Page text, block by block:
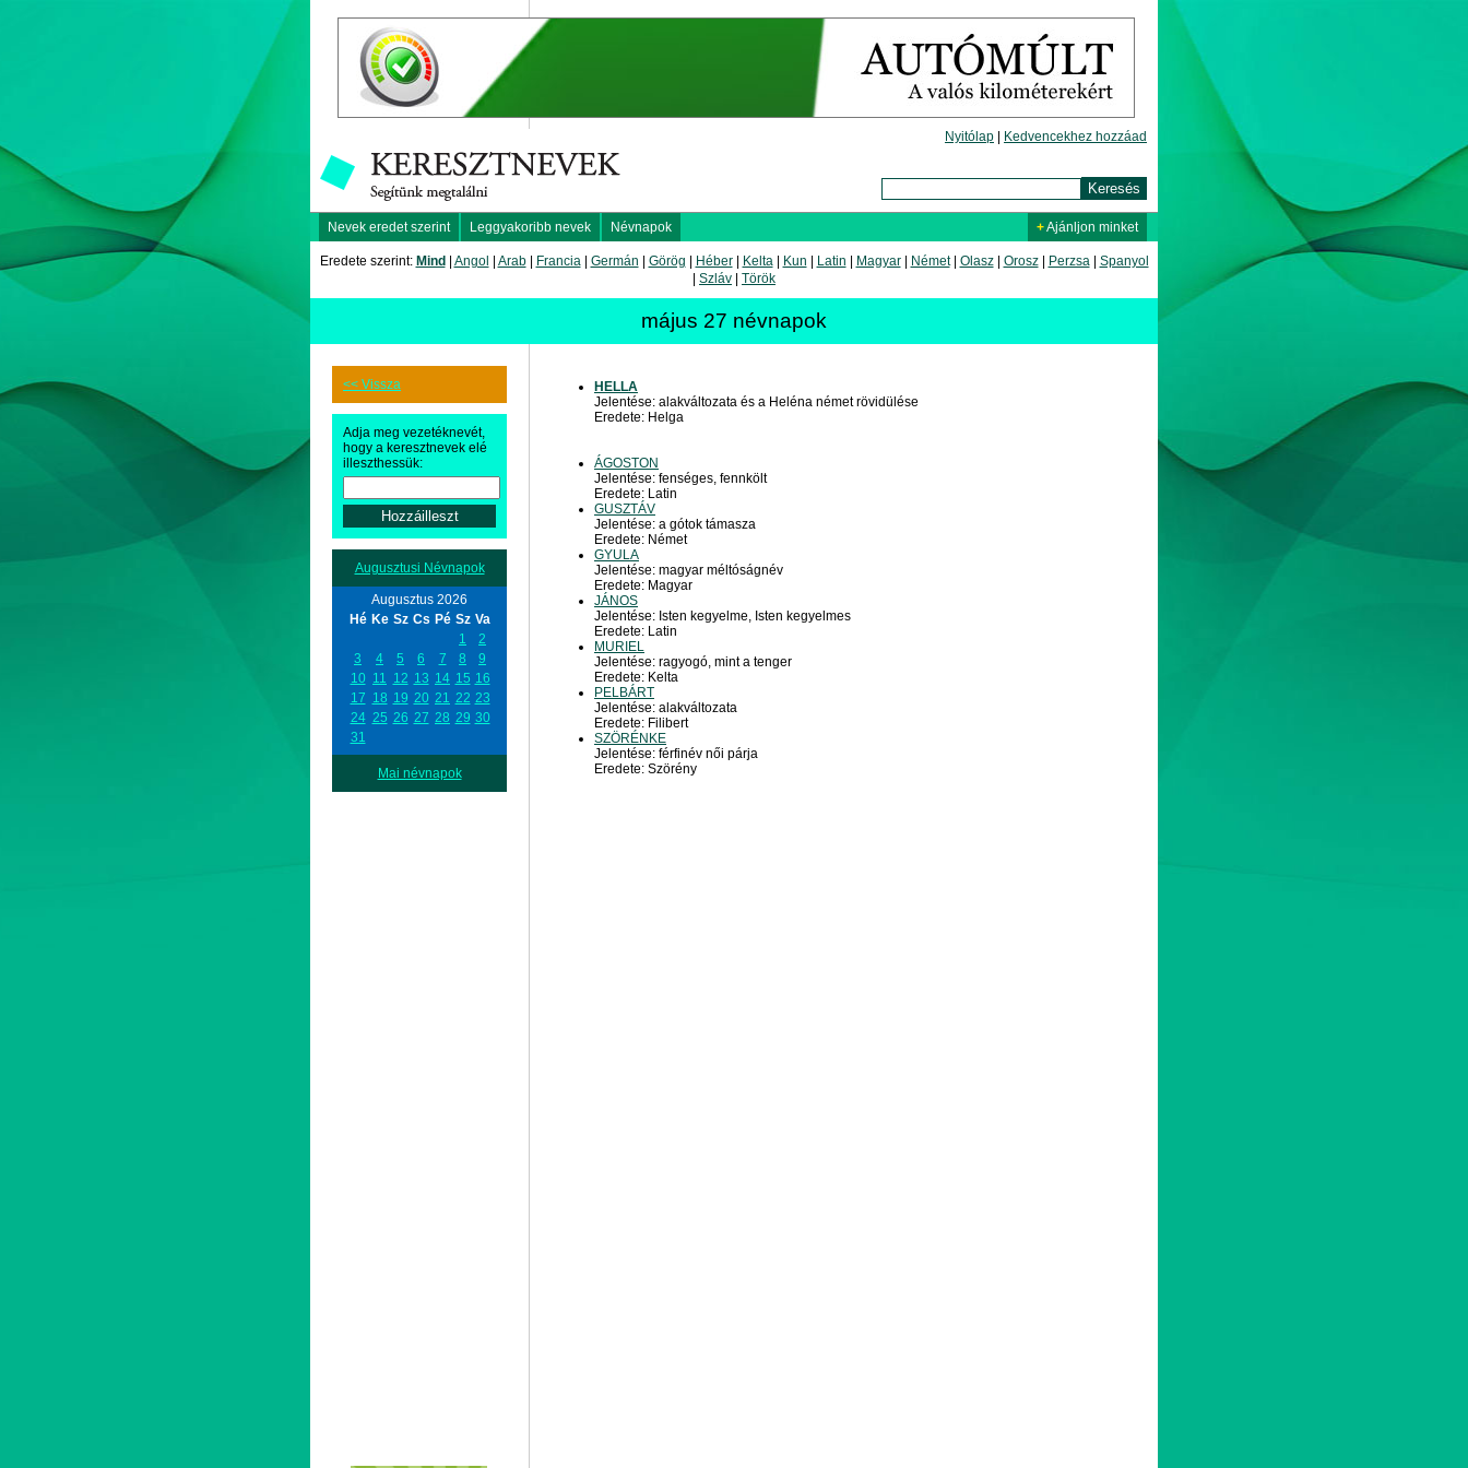
Nyitólap Kedvencekhez hozzáad
Nevek eredet szerint Leggyakoribb nevek Névnapok +Ajánljon minket
Eredete szerint: Mind Angol Arab| Francia| Germán Görög Héber| Kelta| Kun Latin Magyar| Német| Olasz| Orosz| Perzsa| Spanyol
Szláv Török
május 27 névnapok
<< Vissza
Adja meg vezetéknevét,
hogy a keresztnevek elé
illeszthessük:
Augusztusi Névnapok
Augusztus 2026
Hé Ke Sz Cs Pé Sz Va
1
2
3
4 5 6 7 8
9
10 11 12 13 14 15 16
17 18 19 20 21 22 23
24 25 26 27 28 29 30
31
Mai névnapok
HELLA
Jelentése: alakváltozata és a Heléna német rövidülése
Eredete: Helga
ÁGOSTON
Jelentése: fenséges, fennkölt
Eredete: Latin
GUSZTÁV
Jelentése: a gótok támasza
Eredete: Német
GYULA
Jelentése: magyar méltóságnév
Eredete: Magyar
JÁNOS
Jelentése: Isten kegyelme, Isten kegyelmes
Eredete: Latin
MURIEL
Jelentése: ragyogó, mint a tenger
Eredete: Kelta
PELBÁRT
Jelentése: alakváltozata
Eredete: Filibert
SZÖRÉNKE
Jelentése: férfinév női párja
Eredete: Szörény